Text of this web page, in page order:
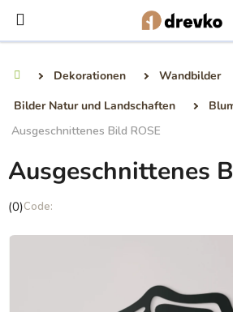
Inhalt
springen
Dekorationen
Wandbilder
Bilder Natur und Landschaften
Ausgeschnittenes Bild ROSE
Ausgeschnittenes
Die
Produktbewertung
(0)